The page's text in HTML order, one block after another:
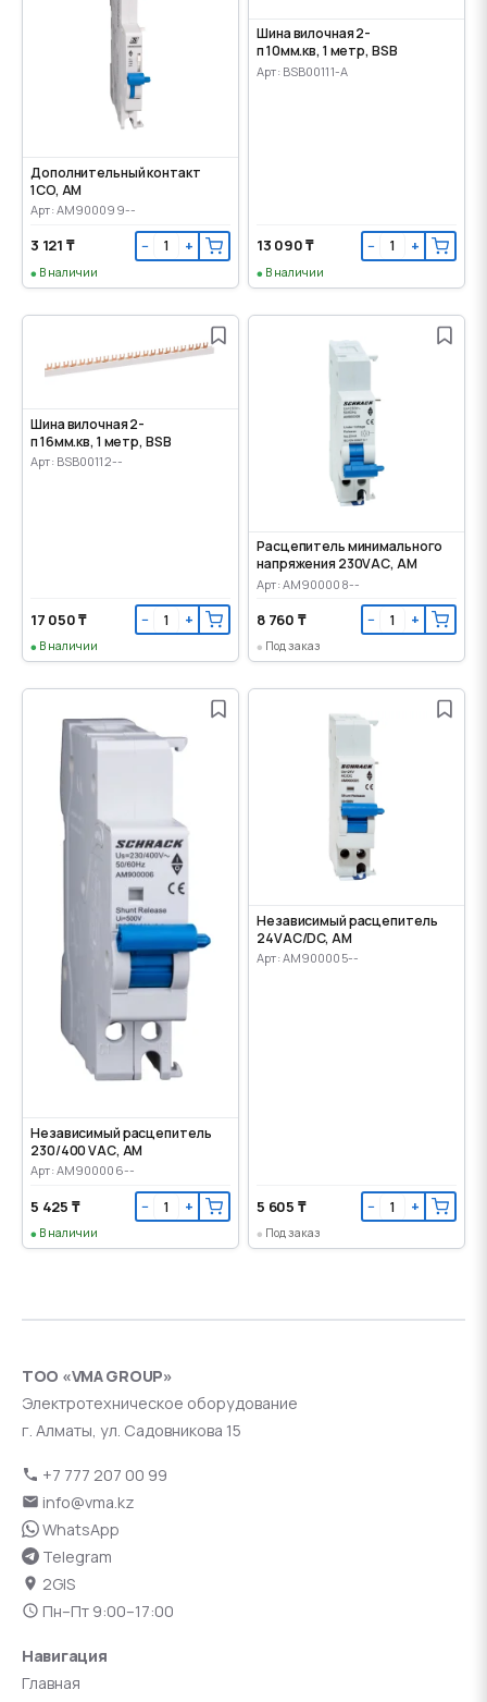
Дополнительный контакт
1CO, AM
Арт: AM900099--
3 121 ₸ − +
В наличии
Шина вилочная 2-
п 10мм.кв, 1 метр, BSB
Арт: BSB00111-A
13 090 ₸ − +
В наличии
Шина вилочная 2-
п 16мм.кв, 1 метр, BSB
Арт: BSB00112--
17 050 ₸ − +
В наличии
Расцепитель минимального
напряжения 230VАС, AM
Арт: AM900008--
8 760 ₸ − +
Под заказ
Независимый расцепитель
230/400 VАС, AM
Арт: AM900006--
5 425 ₸ − +
В наличии
Независимый расцепитель
24VАС/DC, AM
Арт: AM900005--
5 605 ₸ − +
Под заказ
ТОО «VMA GROUP»
Электротехническое оборудование
г. Алматы, ул. Садовникова 15
+7 777 207 00 99
info@vma.kz
WhatsApp
Telegram
2GIS
Пн–Пт 9:00–17:00
Навигация
Главная